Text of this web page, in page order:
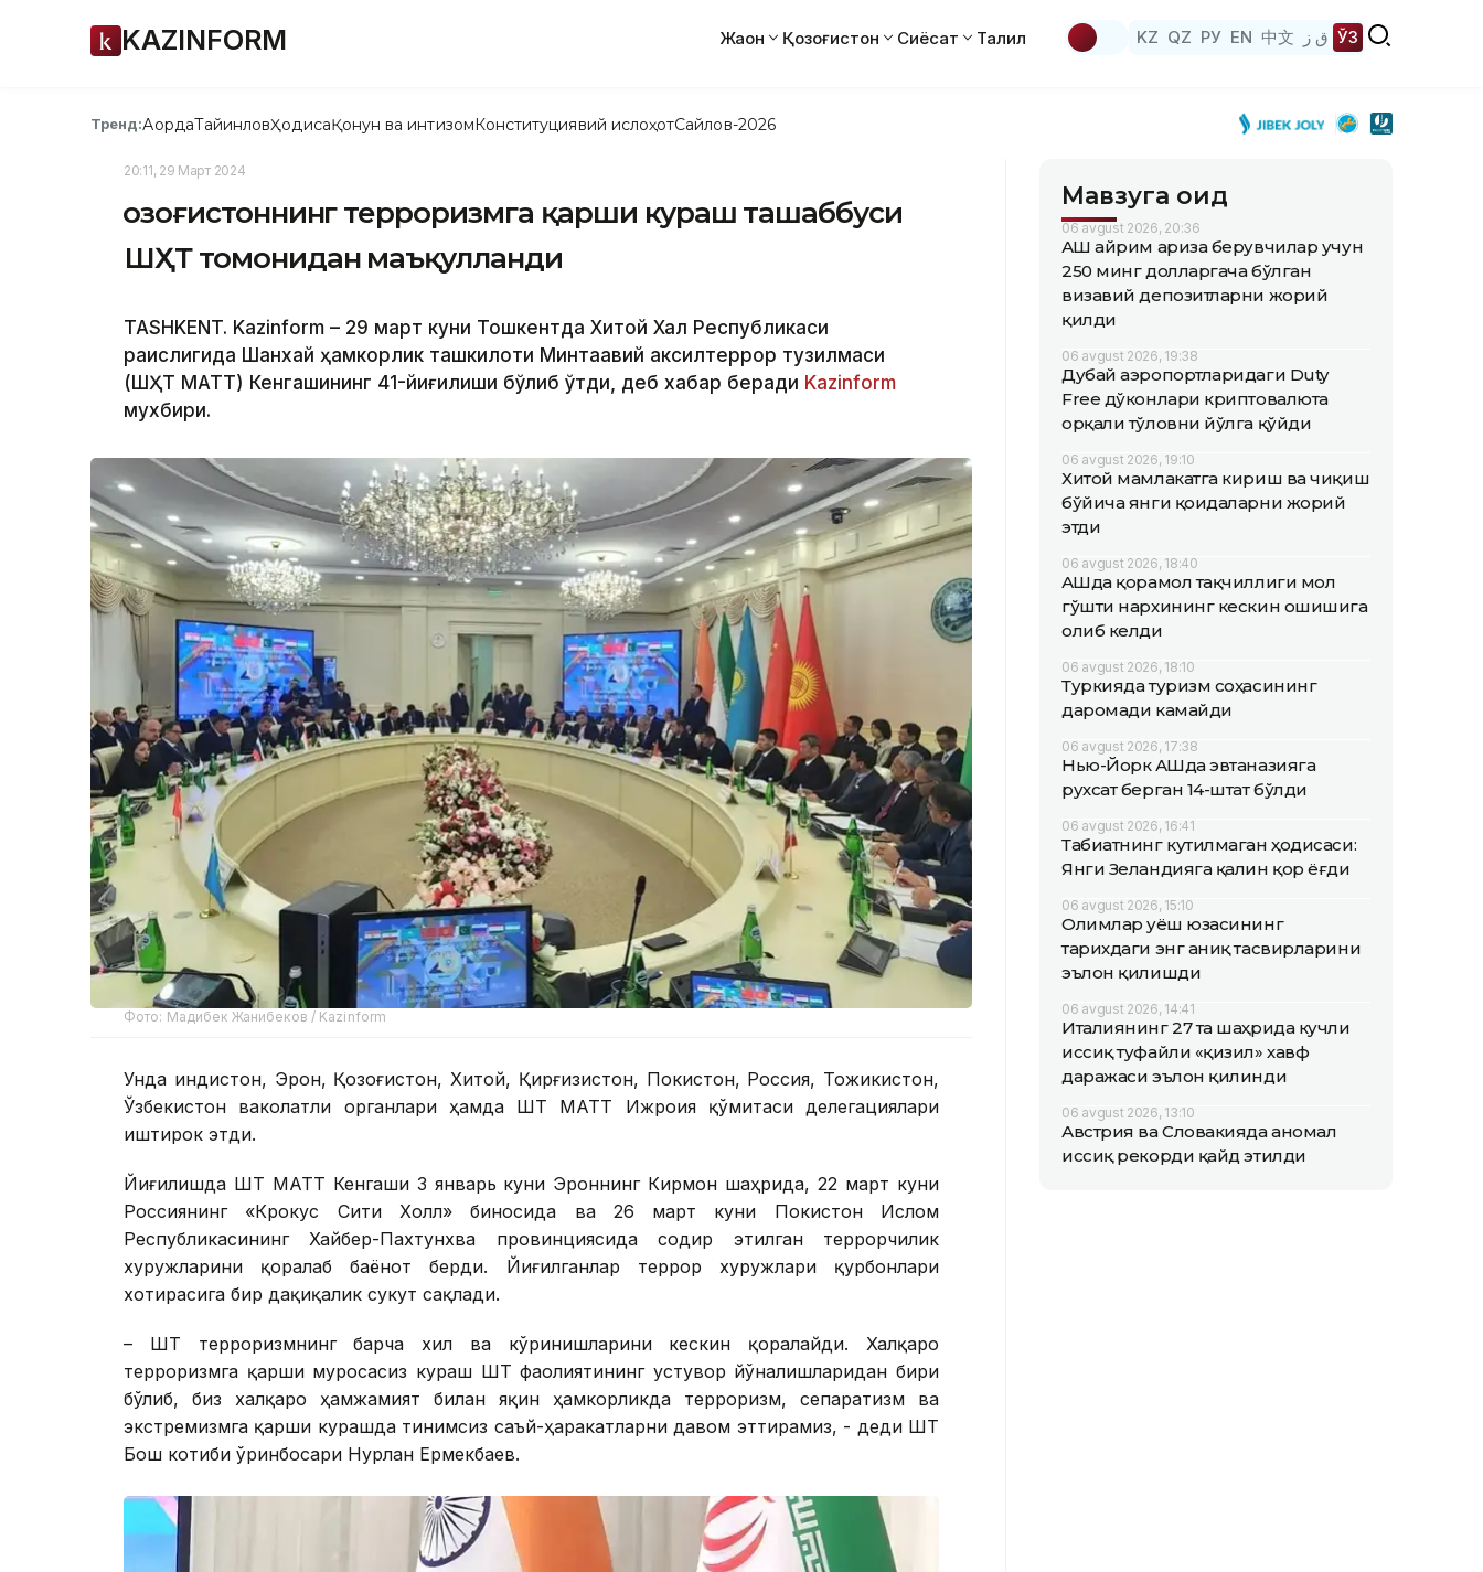
KAZINFORM Жаҳон Қозоғистон Сиёсат Таҳлил KZ QZ РУ EN 中文 ق ز ЎЗ
Тренд:АқордаТайинловҲодисаҚонун ва интизомКонституциявий ислоҳотСайлов-2026
20:11, 29 Март 2024
Қозоғистоннинг терроризмга қарши кураш ташаббуси
ШҲТ томонидан маъқулланди
TASHKENT. Kazinform – 29 март куни Тошкентда Хитой Халқ Республикаси
раислигида Шанхай ҳамкорлик ташкилоти Минтақавий аксилтеррор тузилмаси
(ШҲТ МАТТ) Кенгашининг 41-йиғилиши бўлиб ўтди, деб хабар беради Kazinform
мухбири.
Фото: Мадибек Жанибеков / Kazinform
Унда Ҳиндистон, Эрон, Қозоғистон, Хитой, Қирғизистон, Покистон, Россия, Тожикистон,
Ўзбекистон ваколатли органлари ҳамда ШҲТ МАТТ Ижроия қўмитаси делегациялари
иштирок этди.
Йиғилишда ШҲТ МАТТ Кенгаши 3 январь куни Эроннинг Кирмон шаҳрида, 22 март куни
Россиянинг «Крокус Сити Холл» биносида ва 26 март куни Покистон Ислом
Республикасининг Хайбер-Пахтунхва провинциясида содир этилган террорчилик
хуружларини қоралаб баёнот берди. Йиғилганлар террор хуружлари қурбонлари
хотирасига бир дақиқалик сукут сақлади.
– ШҲТ терроризмнинг барча хил ва кўринишларини кескин қоралайди. Халқаро
терроризмга қарши муросасиз кураш ШҲТ фаолиятининг устувор йўналишларидан бири
бўлиб, биз халқаро ҳамжамият билан яқин ҳамкорликда терроризм, сепаратизм ва
экстремизмга қарши курашда тинимсиз саъй-ҳаракатларни давом эттирамиз, - деди ШҲТ
Бош котиби ўринбосари Нурлан Ермекбаев.
Мавзуга оид
06 avgust 2026, 20:36
АҚШ айрим ариза берувчилар учун
250 минг долларгача бўлган
визавий депозитларни жорий
қилди
06 avgust 2026, 19:38
Дубай аэропортларидаги Duty
Free дўконлари криптовалюта
орқали тўловни йўлга қўйди
06 avgust 2026, 19:10
Хитой мамлакатга кириш ва чиқиш
бўйича янги қоидаларни жорий
этди
06 avgust 2026, 18:40
АҚШда қорамол тақчиллиги мол
гўшти нархининг кескин ошишига
олиб келди
06 avgust 2026, 18:10
Туркияда туризм соҳасининг
даромади камайди
06 avgust 2026, 17:38
Нью-Йорк АҚШда эвтаназияга
рухсат берган 14-штат бўлди
06 avgust 2026, 16:41
Табиатнинг кутилмаган ҳодисаси:
Янги Зеландияга қалин қор ёғди
06 avgust 2026, 15:10
Олимлар Қуёш юзасининг
тарихдаги энг аниқ тасвирларини
эълон қилишди
06 avgust 2026, 14:41
Италиянинг 27 та шаҳрида кучли
иссиқ туфайли «қизил» хавф
даражаси эълон қилинди
06 avgust 2026, 13:10
Австрия ва Словакияда аномал
иссиқ рекорди қайд этилди